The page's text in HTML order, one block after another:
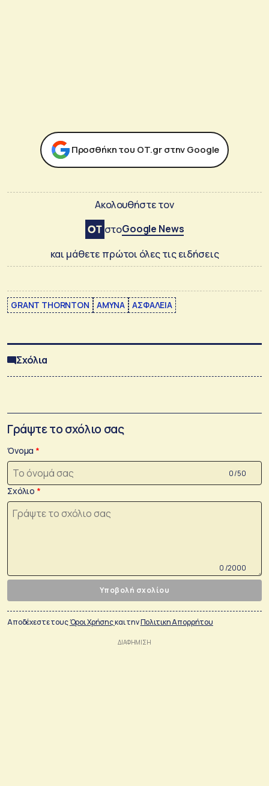
Προσθήκη του ΟΤ.gr στην Google
Ακολουθήστε τον
στοGoogle News
και μάθετε πρώτοι όλες τις ειδήσεις
GRANT THORNTON ΑΜΥΝΑ ΑΣΦΑΛΕΙΑ
Σχόλια
Γράψτε το σχόλιο σας
Όνομα
0 /50
Σχόλιο
0 /2000
Υποβολή σχολίου
Αποδέχεστε τουςΌροι Χρήσηςκαι τηνΠολιτικη Απορρήτου